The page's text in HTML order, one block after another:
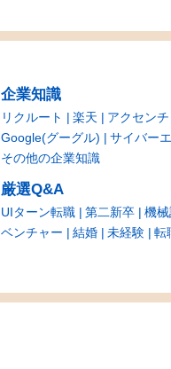
企業知識
リクルート 楽天
アクセン
Google(グーグル)
サイバー
その他の企業知識
厳選Q&A
UIターン転職 第二新卒
機
ベンチャー
結婚 未経験 転